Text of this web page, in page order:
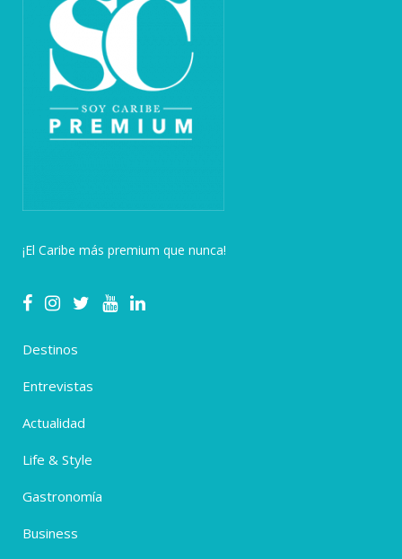
¡El Caribe más premium que nunca!
Destinos
Entrevistas
Actualidad
Life & Style
Gastronomía
Business